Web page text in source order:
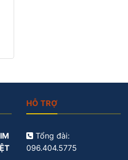
HỖ TRỢ
Tổng đài:
096.404.5775